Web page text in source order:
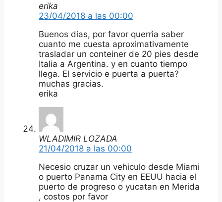
erika
23/04/2018 a las 00:00
Buenos dias, por favor querrìa saber
cuanto me cuesta aproximativamente
trasladar un conteiner de 20 pies desde
Italia a Argentina. y en cuanto tiempo
llega. El servicio e puerta a puerta?
muchas gracias.
erika
WLADIMIR LOZADA
21/04/2018 a las 00:00
Necesio cruzar un vehiculo desde Miami
o puerto Panama City en EEUU hacia el
puerto de progreso o yucatan en Merida
, costos por favor